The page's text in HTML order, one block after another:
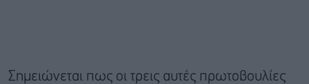
Σημειώνεται πως οι τρεις αυτές πρωτοβουλίες